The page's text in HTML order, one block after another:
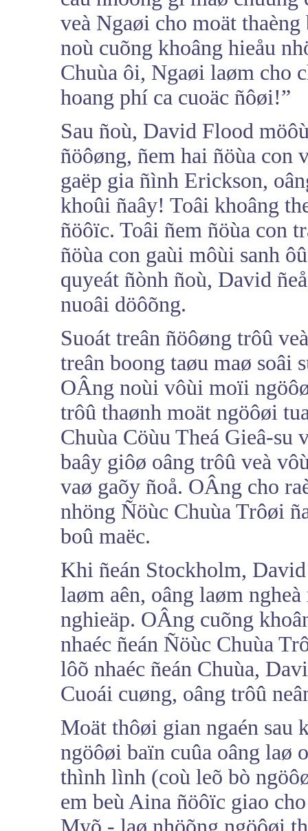
veà Ngaøi cho moät
noù cuõng khoâng hieåu
Chuùa ôi, Ngaøi laøm cho
hoang phí ca cuoäc ñôøi!”
Sau ñoù, David Flood
ñöôøng, ñem hai ñöùa con
gaëp gia ñình Erickson,
khoûi ñaây! Toâi khoâng
ñöôïc. Toâi ñem ñöùa con
ñöùa con gaùi môùi sanh
quyeát ñònh ñoù, David
nuoâi döôõng.
Suoát treân ñöôøng trôû
treân boong taøu maø soâi
OÂng noùi vôùi moïi
trôû thaønh moät ngöôøi
Chuùa Cöùu Theá Gieâ-su
baây giôø oâng trôû veà
vaø gaõy ñoå. OÂng cho
nhöng Ñöùc Chuùa Trôøi
boû maëc.
Khi ñeán Stockholm,
laøm aên, oâng laøm
nghieäp. OÂng cuõng
nhaéc ñeán Ñöùc Chuùa
lôõ nhaéc ñeán Chuùa,
Cuoái cuøng, oâng trôû
Moät thôøi gian ngaén sau
ngöôøi baïn cuûa oâng laø
thình lình (coù leõ bò
em beù Aina ñöôïc giao